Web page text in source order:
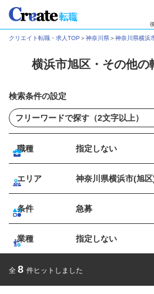
クリエイト転職・求人TOP ＞神奈川県＞神奈川県横浜
横浜市旭区・その他の
検索条件の設定
職種 指定しない
エリア 神奈川県横浜市(旭区
条件 急募
業種 指定しない
全 8 件ヒットしました